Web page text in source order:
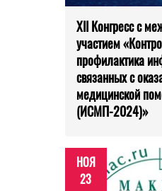
XII Конгресс с
участием
профилактика
связанных с
медицинской
(ИСМП-2024)»
НОЯ
23